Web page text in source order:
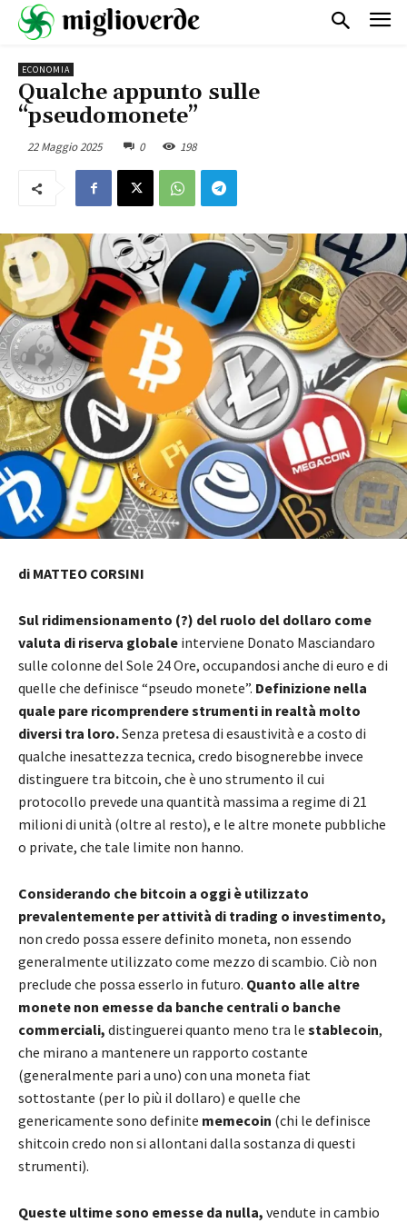
ECONOMIA
Qualche appunto sulle
“pseudomonete”
22 Maggio 2025 0 198
di MATTEO CORSINI
Sul ridimensionamento (?) del ruolo del dollaro come
valuta di riserva globale interviene Donato Masciandaro
sulle colonne del Sole 24 Ore, occupandosi anche di euro e di
quelle che definisce “pseudo monete”. Definizione nella
quale pare ricomprendere strumenti in realtà molto
diversi tra loro.Senza pretesa di esaustività e a costo di
qualche inesattezza tecnica, credo bisognerebbe invece
distinguere tra bitcoin, che è uno strumento il cui
protocollo prevede una quantità massima a regime di 21
milioni di unità (oltre al resto), e le altre monete pubbliche
o private, che tale limite non hanno.
Considerando che bitcoin a oggi è utilizzato
prevalentemente per attività di trading o investimento,
non credo possa essere definito moneta, non essendo
generalmente utilizzato come mezzo di scambio. Ciò non
preclude che possa esserlo in futuro. Quanto alle altre
monete non emesse da banche centrali o banche
commerciali, distinguerei quanto meno tra le stablecoin,
che mirano a mantenere un rapporto costante
(generalmente pari a uno) con una moneta fiat
sottostante (per lo più il dollaro) e quelle che
genericamente sono definite memecoin (chi le definisce
shitcoin credo non si allontani dalla sostanza di questi
strumenti).
Queste ultime sono emesse da nulla, vendute in cambio